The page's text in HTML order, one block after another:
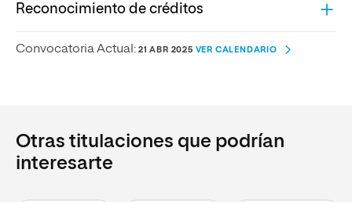
Reconocimiento de créditos
Convocatoria Actual: 21 ABR 2025 VER CALENDARIO
Otras titulaciones que podrían
interesarte